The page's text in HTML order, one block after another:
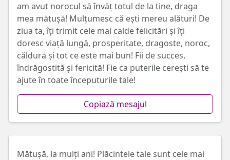
am avut norocul să învăț totul de la tine, draga
mea mătușă! Mulțumesc că ești mereu alături! De
ziua ta, îți trimit cele mai calde felicitări și îți
doresc viață lungă, prosperitate, dragoste, noroc,
căldură și tot ce este mai bun! Fii de succes,
îndrăgostită și fericită! Fie ca puterile cerești să te
ajute în toate începuturile tale!
Copiază mesajul
Mătușă, la mulți ani! Plăcintele tale sunt cele mai